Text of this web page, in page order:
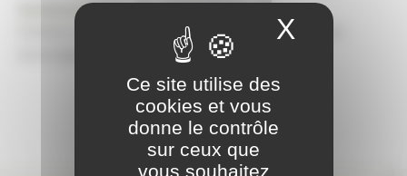
GrandLyon Habitat
GrandLyon Habitat et la maison du vélo, partenaires pour
encourager la pratique du vélo en ville !
Ce site utilise des
cookies et vous
donne le contrôle
sur ceux que
vous souhaitez
X